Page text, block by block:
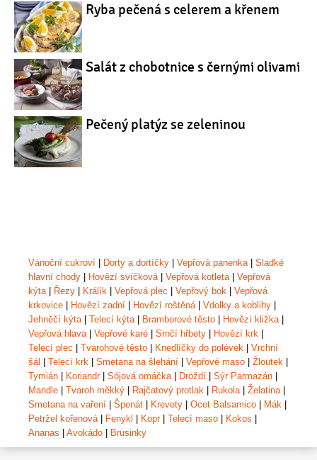
Ryba pečená s celerem a křenem
Salát z chobotnice s černými olivami
Pečený platýz se zeleninou
Vánoční cukroví Dorty a dortíčky Vepřová panenka| Sladké
hlavní chody
Hovězí svíčková| Vepřová kotleta| Vepřová
kýta| Řezy Králík Vepřová plec Vepřový bok
Vepřová
krkovice
Hovězí zadní Hovězí roštěná| Vdolky a koblihy
Jehněčí kýta| Telecí kýta| Bramborové těsto Hovězí kližka|
Vepřová hlava| Vepřové karé Srnčí hřbety Hovězí krk
Telecí plec
Tvarohové těsto Knedlíčky do polévek
Vrchní
šál
Telecí krk Smetana na šlehání Vepřové maso Žloutek
Tymián
Koriandr| Sójová omáčka| Droždí Sýr Parmazán
Mandle
Tvaroh měkký Rajčatový protlak Rukola| Želatina|
Smetana na vaření
Špenát Krevety Ocet Balsamico Mák
Petržel kořenová| Fenykl Kopr| Telecí maso Kokos
Ananas
Avokádo Brusinky